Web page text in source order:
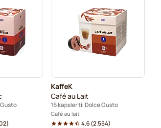
kaffekapsler for Dolce Gusto
)
KaffeK
Café au Lait
16 kapsler til Dolce Gusto
Café au lait
4.6(2.554)